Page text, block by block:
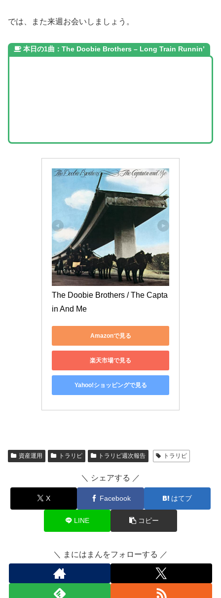
では、また来週お会いしましょう。
本日の1曲：The Doobie Brothers – Long Train Runnin’
The Doobie Brothers / The Capta
in And Me
Amazonで見る
楽天市場で見る
Yahoo!ショッピングで見る
資産運用 トラリピ トラリピ週次報告 トラリピ
＼ シェアする ／
X Facebook はてブ
LINE コピー
＼ まにはまんをフォローする ／